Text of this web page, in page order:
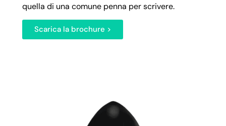
quella di una comune penna per scrivere.
Scarica la brochure >